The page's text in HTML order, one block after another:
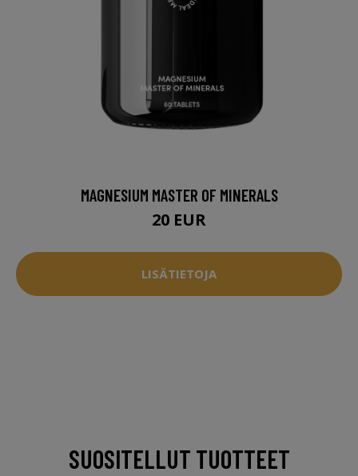
MAGNESIUM MASTER OF MINERALS
20 EUR
LISÄTIETOJA
SUOSITELLUT TUOTTEET